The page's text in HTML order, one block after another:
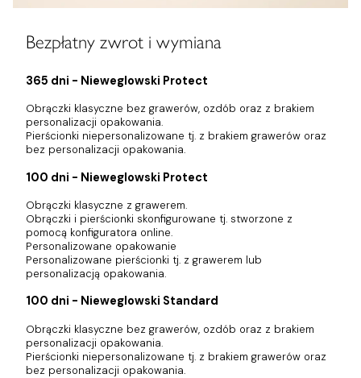
Bezpłatny zwrot i wymiana
365 dni - Nieweglowski Protect
Obrączki klasyczne bez grawerów, ozdób oraz z brakiem
personalizacji opakowania.
Pierścionki niepersonalizowane tj. z brakiem grawerów oraz
bez personalizacji opakowania.
100 dni - Nieweglowski Protect
Obrączki klasyczne z grawerem.
Obrączki i pierścionki skonfigurowane tj. stworzone z
pomocą konfiguratora online.
Personalizowane opakowanie
Personalizowane pierścionki tj. z grawerem lub
personalizacją opakowania.
100 dni - Nieweglowski Standard
Obrączki klasyczne bez grawerów, ozdób oraz z brakiem
personalizacji opakowania.
Pierścionki niepersonalizowane tj. z brakiem grawerów oraz
bez personalizacji opakowania.